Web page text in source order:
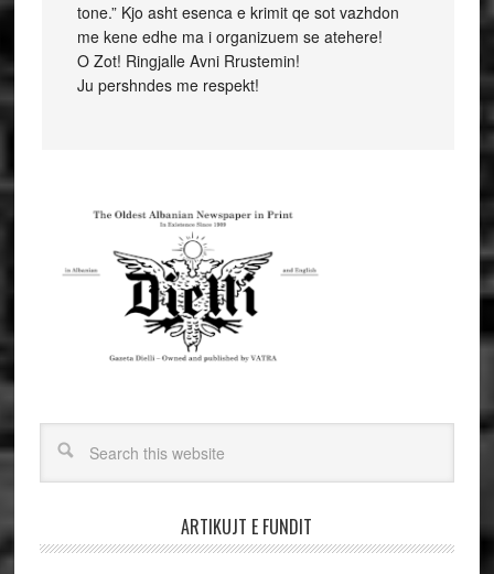
tone.” Kjo asht esenca e krimit qe sot vazhdon
me kene edhe ma i organizuem se atehere!
O Zot! Ringjalle Avni Rrustemin!
Ju pershndes me respekt!
ARTIKUJT E FUNDIT